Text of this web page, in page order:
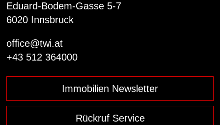
Eduard-Bodem-Gasse 5-7
6020 Innsbruck
office@twi.at
+43 512 364000
Immobilien Newsletter
Rückruf Service